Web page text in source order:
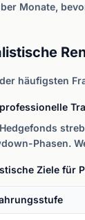
Monate,
häufigsten
Phasen.
Ziele für